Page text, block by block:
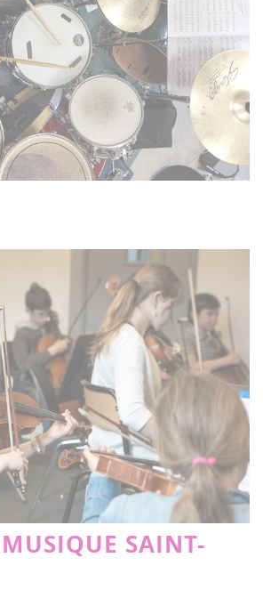
SAINT-